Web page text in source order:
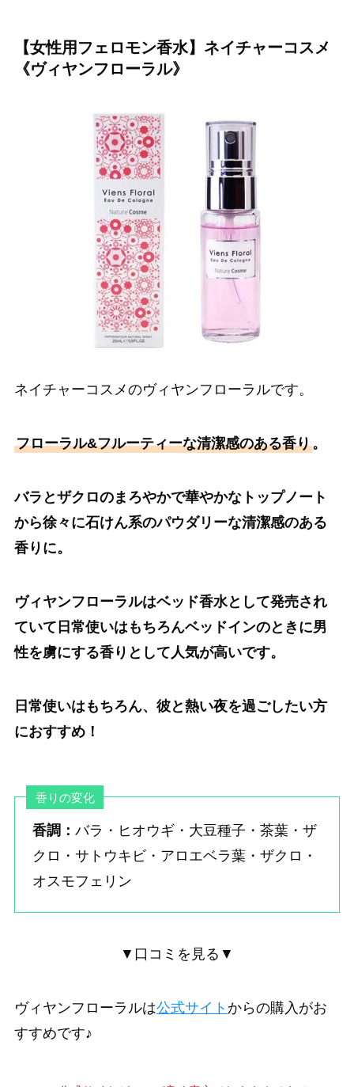
【女性用フェロモン香水】ネイチャーコスメ
《ヴィヤンフローラル》
ネイチャーコスメのヴィヤンフローラルです。
フローラル&フルーティーな清潔感のある香り。
バラとザクロのまろやかで華やかなトップノート
から徐々に石けん系のパウダリーな清潔感のある
香りに。
ヴィヤンフローラルはベッド香水として発売され
ていて日常使いはもちろんベッドインのときに男
性を虜にする香りとして人気が高いです。
日常使いはもちろん、彼と熱い夜を過ごしたい方
におすすめ！
香りの変化
香調：バラ・ヒオウギ・大豆種子・茶葉・ザ
クロ・サトウキビ・アロエベラ葉・ザクロ・
オスモフェリン
▼口コミを見る▼
ヴィヤンフローラルは公式サイト からの購入がお
すすめです♪